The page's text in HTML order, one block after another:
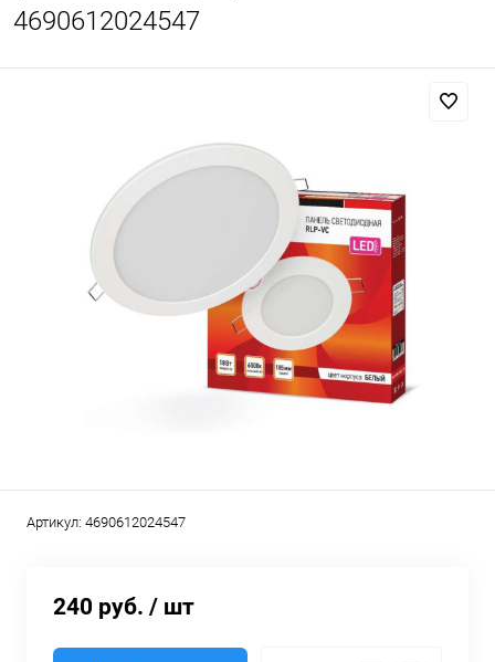
4690612024547
Артикул: 4690612024547
240 руб. / шт